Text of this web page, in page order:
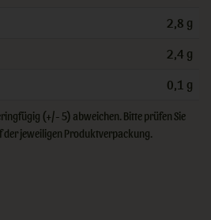
2,8 g
2,4 g
0,1 g
(+/- 5) abweichen. Bitte prüfen Sie
der jeweiligen Produktverpackung.